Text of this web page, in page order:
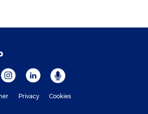
Privacy
Cookies